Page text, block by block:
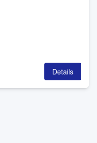
Details